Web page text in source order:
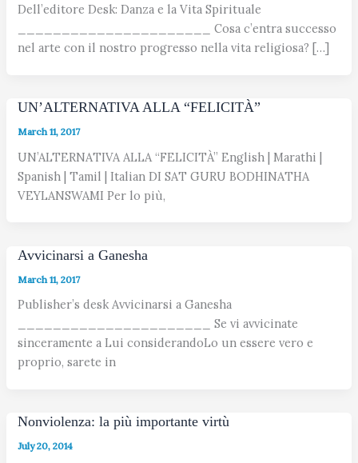
Dell’editore Desk: Danza e la Vita Spirituale
______________________ Cosa c’entra successo
nel arte con il nostro progresso nella vita religiosa? […]
UN’ALTERNATIVA ALLA “FELICITÀ”
March 11, 2017
UN’ALTERNATIVA ALLA “FELICITÀ” English | Marathi |
Spanish | Tamil | Italian DI SAT GURU BODHINATHA
VEYLANSWAMI Per lo più,
Avvicinarsi a Ganesha
March 11, 2017
Publisher’s desk Avvicinarsi a Ganesha
______________________ Se vi avvicinate
sinceramente a Lui considerandoLo un essere vero e
proprio, sarete in
Nonviolenza: la più importante virtù
July 20, 2014